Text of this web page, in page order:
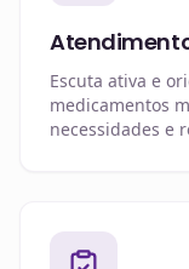
Escuta ativa e
medicamentos
necessidades e